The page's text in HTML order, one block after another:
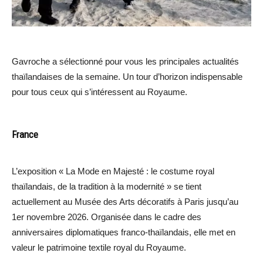
Gavroche a sélectionné pour vous les principales actualités
thaïlandaises de la semaine. Un tour d’horizon indispensable
pour tous ceux qui s’intéressent au Royaume.
France
L’exposition « La Mode en Majesté : le costume royal
thaïlandais, de la tradition à la modernité » se tient
actuellement au Musée des Arts décoratifs à Paris jusqu’au
1er novembre 2026. Organisée dans le cadre des
anniversaires diplomatiques franco-thaïlandais, elle met en
valeur le patrimoine textile royal du Royaume.